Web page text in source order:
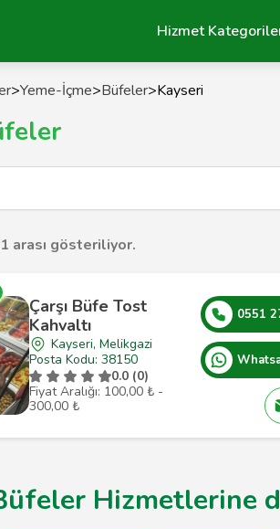
Hizmet
>Yeme-İçme>Büfeler>Kayseri
arası gösteriliyor.
Çarşı Büfe Tost
Kahvaltı
Kayseri, Melikgazi
Posta Kodu: 38150
0.0 (0)
Fiyat Aralığı: 100,00 ₺ -
300,00 ₺
0551
Hizmetlerine